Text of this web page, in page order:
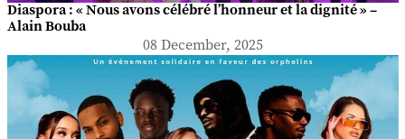
Diaspora : « Nous avons célébré l’honneur et la dignité » –
Alain Bouba
08 December, 2025